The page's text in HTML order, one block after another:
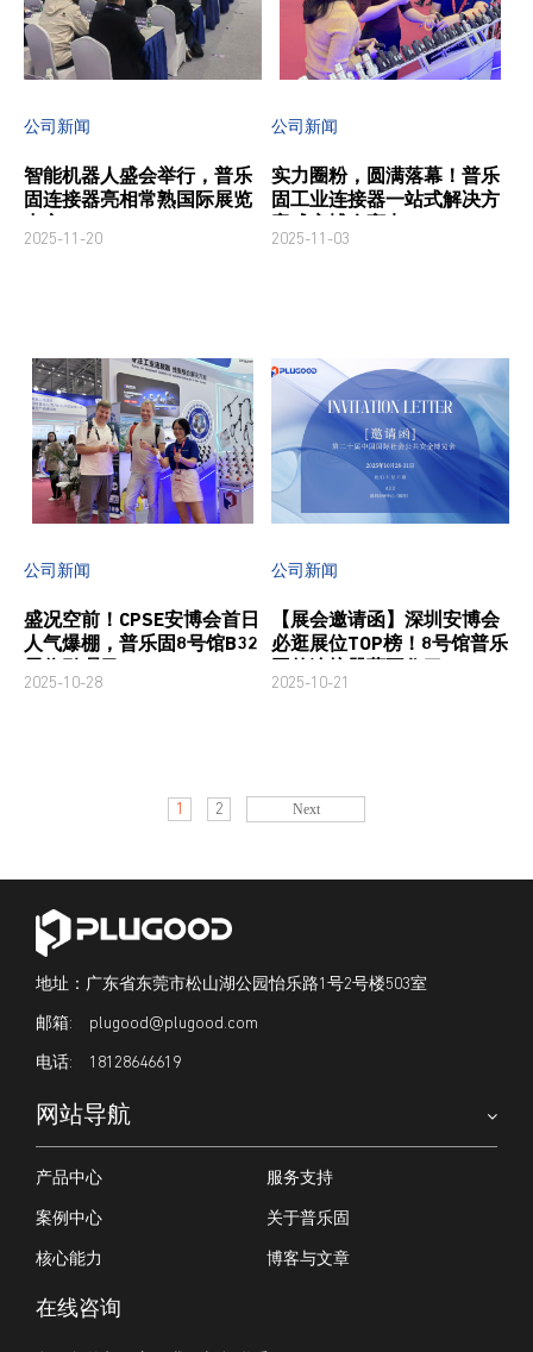
公司新闻
智能机器人盛会举行，普乐
固连接器亮相常熟国际展览
2025-11-20
公司新闻
实力圈粉，圆满落幕！普乐
固工业连接器一站式解决方
2025-11-03
公司新闻
盛况空前！CPSE安博会首日
人气爆棚，普乐固8号馆B32
2025-10-28
公司新闻
【展会邀请函】深圳安博会
必逛展位TOP榜！8号馆普乐
2025-10-21
1 2
地址：广东省东莞市松山湖公园怡乐路1号2号楼503室
plugood@plugood.com
18128646619
网站导航
产品中心 服务支持
案例中心 关于普乐固
核心能力 博客与文章
在线咨询